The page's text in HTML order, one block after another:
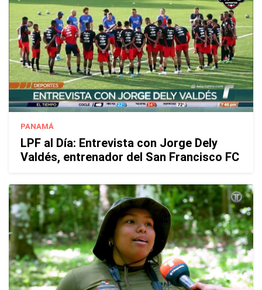
PANAMÁ
LPF al Día: Entrevista con Jorge Dely
Valdés, entrenador del San Francisco FC